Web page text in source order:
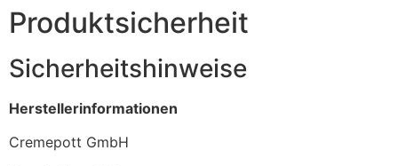
Produktsicherheit
Sicherheitshinweise
Herstellerinformationen
Cremepott GmbH